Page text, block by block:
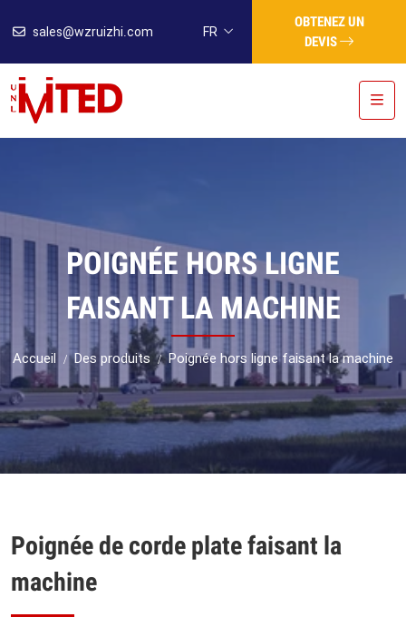
sales@wzruizhi.com FR
OBTENEZ UN
DEVIS
POIGNÉE HORS LIGNE
FAISANT LA MACHINE
Accueil Des produits Poignée hors ligne faisant la machine
Poignée de corde plate faisant la
machine